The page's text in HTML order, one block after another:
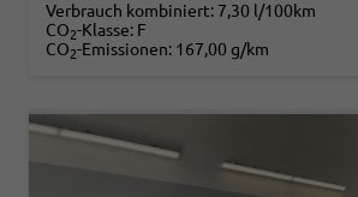
Verbrauch kombiniert: 7,30 l/100km
CO2-Klasse: F
CO2-Emissionen: 167,00 g/km